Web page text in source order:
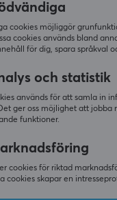
Andra
cookies möjliggör
cookies används bland
för dig, spara språkval
och statistik
används för att samla in
ger oss möjlighet att
funktioner.
cookies för riktad
cookies skapar en